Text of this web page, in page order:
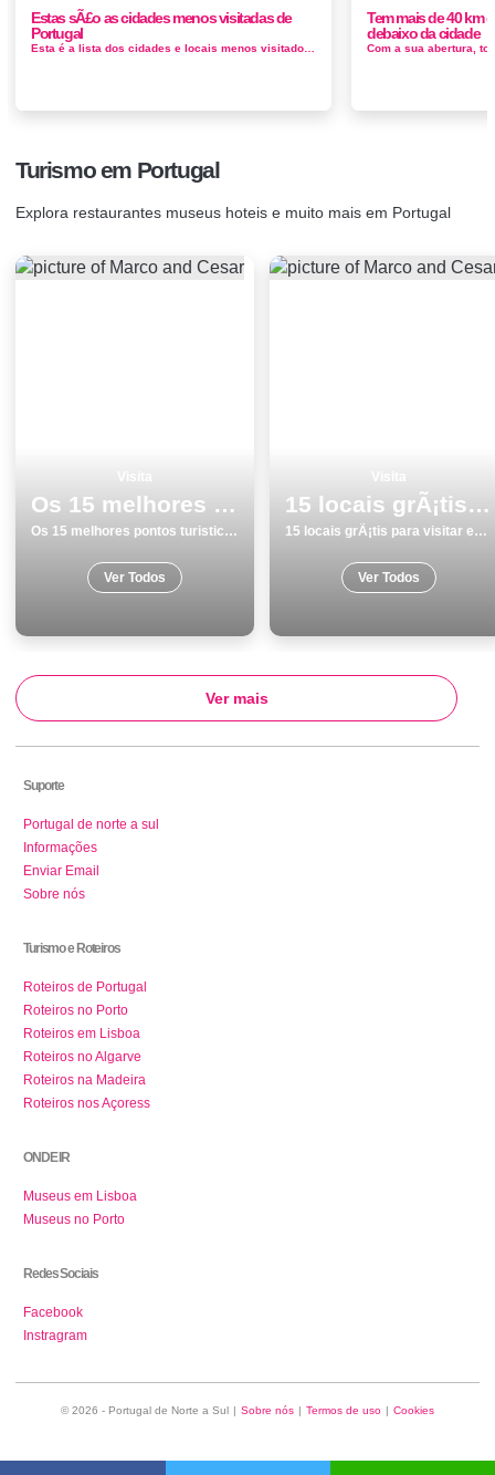
Estas sÃ£o as cidades menos visitadas de
Portugal
Tem mais de 40 km
debaixo da cidade
Turismo em Portugal
Explora restaurantes museus hoteis e muito mais em Portugal
Os 15 melhores pontos turisticos para conhecer e visitar em Funchal
Os 15 melhores pontos turisticos para conhecer e visitar em Funchal
Ver Todos
15 locais grÃ¡tis para visitar em Aljezur
15 locais grÃ¡tis para visitar em Aljezur
Ver Todos
Ver mais
Suporte
Portugal de norte a sul
Informações
Enviar Email
Sobre nós
Turismo e Roteiros
Roteiros de Portugal
Roteiros no Porto
Roteiros em Lisboa
Roteiros no Algarve
Roteiros na Madeira
Roteiros nos Açoress
ONDE IR
Museus em Lisboa
Museus no Porto
Redes Sociais
Facebook
Instragram
© 2026 - Portugal de Norte a Sul | Sobre nós | Termos de uso | Cookies